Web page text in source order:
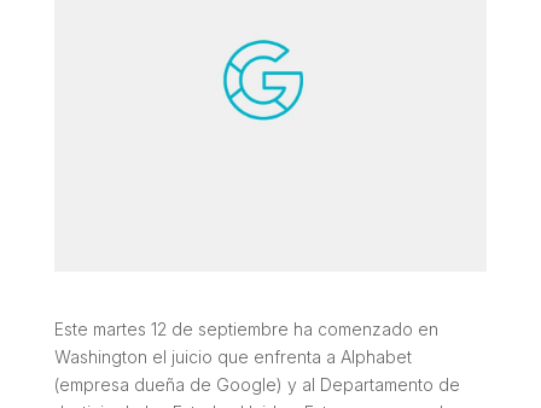
Este martes 12 de septiembre ha comenzado en
Washington el juicio que enfrenta a Alphabet
(empresa dueña de Google) y al Departamento de